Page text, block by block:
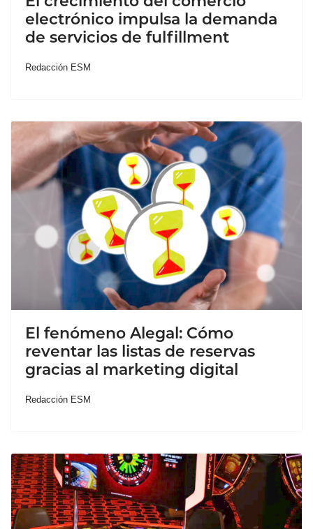
electrónico impulsa la demanda
de servicios de fulfillment
Redacción ESM
El fenómeno Alegal: Cómo
reventar las listas de reservas
gracias al marketing digital
Redacción ESM